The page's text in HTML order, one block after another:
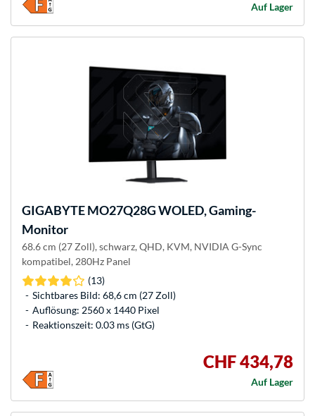
Auf Lager
GIGABYTEMO27Q28G WOLED, Gaming-
Monitor
68.6 cm (27 Zoll), schwarz, QHD, KVM, NVIDIA G-Sync
kompatibel, 280Hz Panel
(13)
Sichtbares Bild: 68,6 cm (27 Zoll)
Auflösung: 2560 x 1440 Pixel
Reaktionszeit: 0.03 ms (GtG)
CHF 434,78
Auf Lager